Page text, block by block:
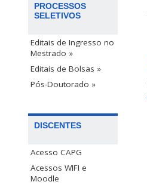
PROCESSOS
SELETIVOS
Editais de Ingresso no
Mestrado »
Editais de Bolsas »
Pós-Doutorado »
DISCENTES
Acesso CAPG
Acessos WIFI e
Moodle